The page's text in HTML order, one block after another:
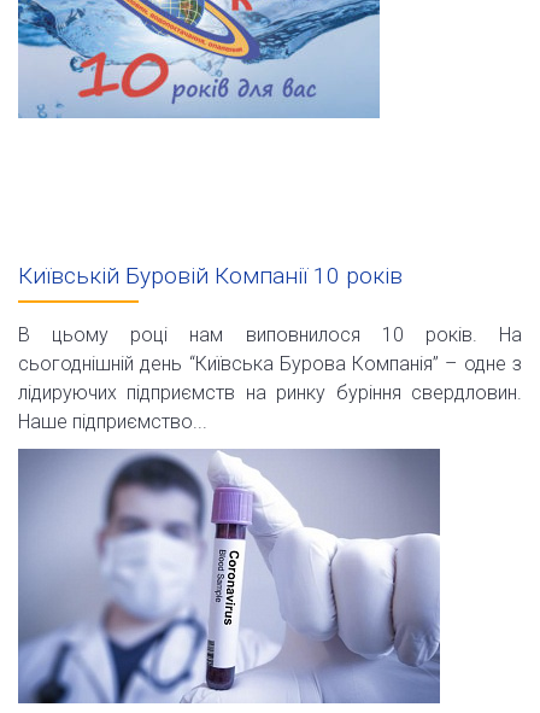
Київській Буровій Компанії 10 років
В цьому році нам виповнилося 10 років. На
сьогоднішній день “Київська Бурова Компанія” – одне з
лідируючих підприємств на ринку буріння свердловин.
Наше підприємство...